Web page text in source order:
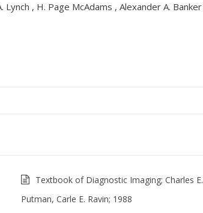
, H. Page McAdams , Alexander A. Banker
Textbook of Diagnostic Imaging; Charles E.
Putman, Carle E. Ravin; 1988